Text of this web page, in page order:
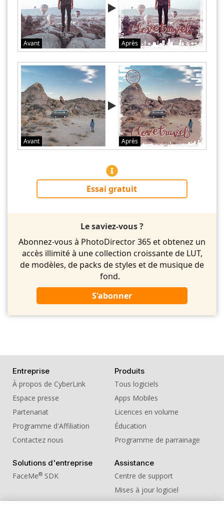
Avant Après
Avant Après
Essai gratuit
Le saviez-vous ?
Abonnez-vous à PhotoDirector 365 et obtenez un
accès illimité à une collection croissante de LUT,
de modèles, de packs de styles et de musique de
fond.
S'abonner
Entreprise
À propos de CyberLink
Espace presse
Partenariat
Programme d'Affiliation
Contactez nous
Produits
Tous logiciels
Apps Mobiles
Licences en volume
Éducation
Programme de parrainage
Solutions d'entreprise
FaceMe® SDK
Assistance
Centre de support
Mises à jour logiciel
Centre d'apprentissage